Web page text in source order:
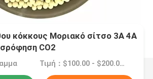
κόκκους Μοριακό σίτσο 3A 4A
CO2
Τιμή：$100.00 - $200.00/ kilogram